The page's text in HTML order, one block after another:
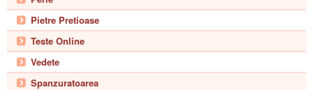
Pietre Pretioase
Teste Online
Vedete
Spanzuratoarea